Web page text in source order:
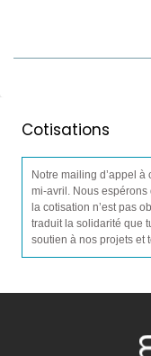
Cotisations
Notre mailing d’appel
mi-avril. Nous espérons
la cotisation n’est pas
traduit la solidarité que
soutien à nos projets et